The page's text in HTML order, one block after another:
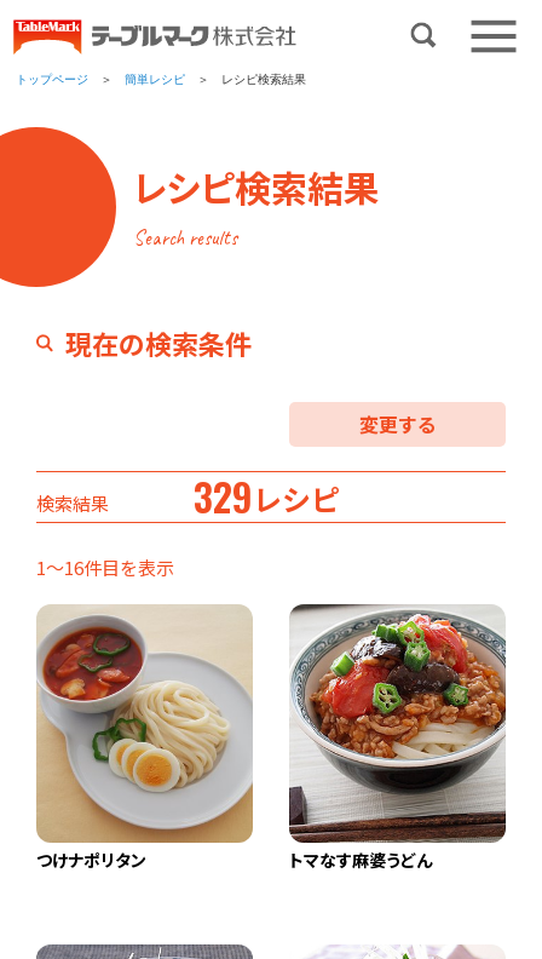
トップページ ＞簡単レシピ ＞ レシピ検索結果
レシピ検索結果
Search results
現在の検索条件
変更する
検索結果 329レシピ
1〜16件目を表示
つけナポリタン トマなす麻婆うどん